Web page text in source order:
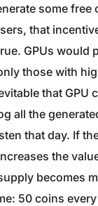
some free
that
GPUs would
those with
that GPU
all the
that day. If
the
becomes
50 coins